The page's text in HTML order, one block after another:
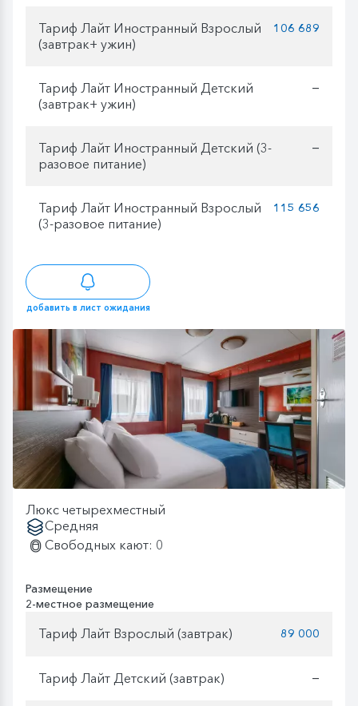
Тариф Лайт Иностранный Взрослый
(завтрак+ ужин)
106 689
Тариф Лайт Иностранный Детский
(завтрак+ ужин)
—
Тариф Лайт Иностранный Детский (3-
разовое питание)
—
Тариф Лайт Иностранный Взрослый
(3-разовое питание)
115 656
добавить в лист ожидания
Люкс четырехместный
Средняя
Свободных кают: 0
Размещение
2-местное размещение
Тариф Лайт Взрослый (завтрак) 89 000
Тариф Лайт Детский (завтрак) —